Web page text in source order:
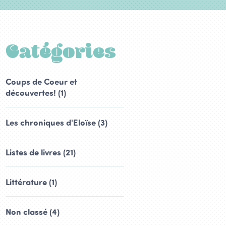
Catégories
Coups de Coeur et
découvertes! (1)
Les chroniques d'Eloïse (3)
Listes de livres (21)
Littérature (1)
Non classé (4)